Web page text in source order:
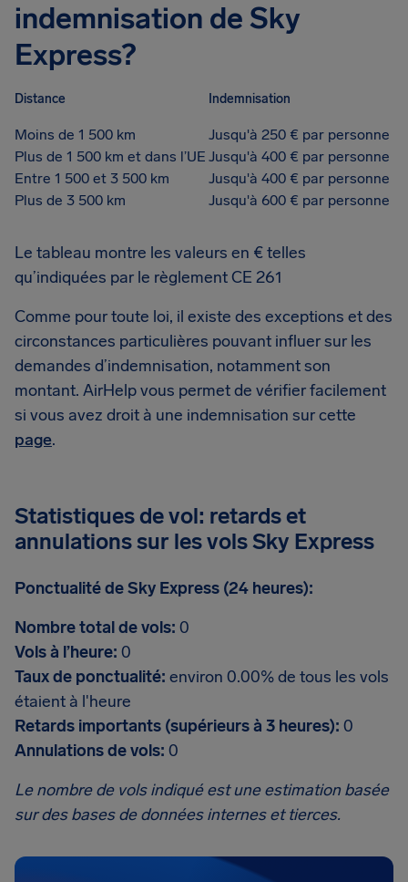
indemnisation de Sky
Express?
Distance Indemnisation
Moins de 1 500 km
Jusqu'à 250 € par personne
Plus de 1 500 km et dans l’UE Jusqu'à 400 € par personne
Entre 1 500 et 3 500 km
Jusqu'à 400 € par personne
Plus de 3 500 km
Jusqu'à 600 € par personne
Le tableau montre les valeurs en € telles
qu’indiquées par le règlement CE 261
Comme pour toute loi, il existe des exceptions et des
circonstances particulières pouvant influer sur les
demandes d’indemnisation, notamment son
montant. AirHelp vous permet de vérifier facilement
si vous avez droit à une indemnisation sur cette
page.
Statistiques de vol: retards et
annulations sur les vols Sky Express
Ponctualité de Sky Express (24 heures):
Nombre total de vols: 0
Vols à l’heure: 0
Taux de ponctualité: environ 0.00% de tous les vols
étaient à l'heure
Retards importants (supérieurs à 3 heures): 0
Annulations de vols: 0
Le nombre de vols indiqué est une estimation basée
sur des bases de données internes et tierces.